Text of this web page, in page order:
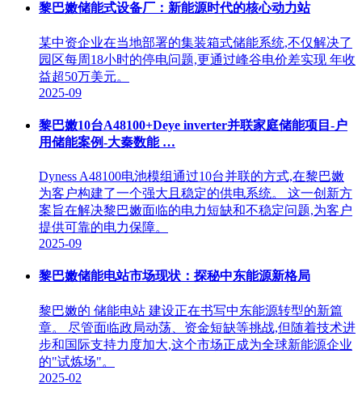
黎巴嫩储能式设备厂：新能源时代的核心动力站
某中资企业在当地部署的集装箱式储能系统,不仅解决了
园区每周18小时的停电问题,更通过峰谷电价差实现 年收
益超50万美元。
2025-09
黎巴嫩10台A48100+Deye inverter并联家庭储能项目-户
用储能案例-大秦数能 …
Dyness A48100电池模组通过10台并联的方式,在黎巴嫩
为客户构建了一个强大且稳定的供电系统。 这一创新方
案旨在解决黎巴嫩面临的电力短缺和不稳定问题,为客户
提供可靠的电力保障。
2025-09
黎巴嫩储能电站市场现状：探秘中东能源新格局
黎巴嫩的 储能电站 建设正在书写中东能源转型的新篇
章。 尽管面临政局动荡、资金短缺等挑战,但随着技术进
步和国际支持力度加大,这个市场正成为全球新能源企业
的"试炼场"。
2025-02